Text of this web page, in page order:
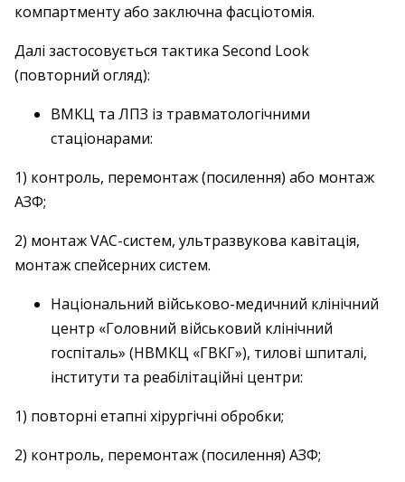
компартменту або заключна фасціотомія.
Далі застосовується тактика Second Look
(повторний огляд):
ВМКЦ та ЛПЗ із травматологічними
стаціонарами:
1) контроль, перемонтаж (посилення) або монтаж
АЗФ;
2) монтаж VAC-систем, ультразвукова кавітація,
монтаж спейсерних систем.
Національний військово-медичний клінічний
центр «Головний військовий клінічний
госпіталь» (НВМКЦ «ГВКГ»), тилові шпиталі,
інститути та реабілітаційні центри:
1) повторні етапні хірургічні обробки;
2) контроль, перемонтаж (посилення) АЗФ;